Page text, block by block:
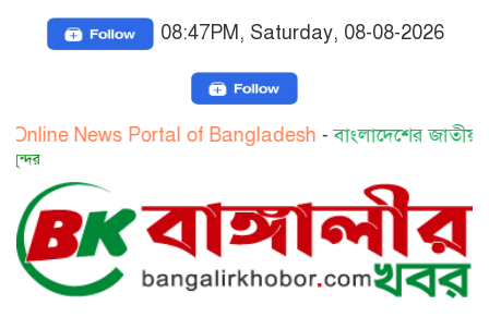
08:47PM, Saturday, 08-08-2026
News Portal of Bangladesh-বাংলাদেশের জাতীয়